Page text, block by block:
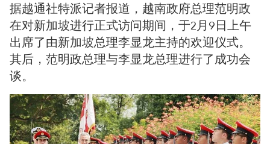
据越通社特派记者报道，越南政府总理范明政
在对新加坡进行正式访问期间，于2月9日上午
出席了由新加坡总理李显龙主持的欢迎仪式。
其后，范明政总理与李显龙总理进行了成功会
谈。